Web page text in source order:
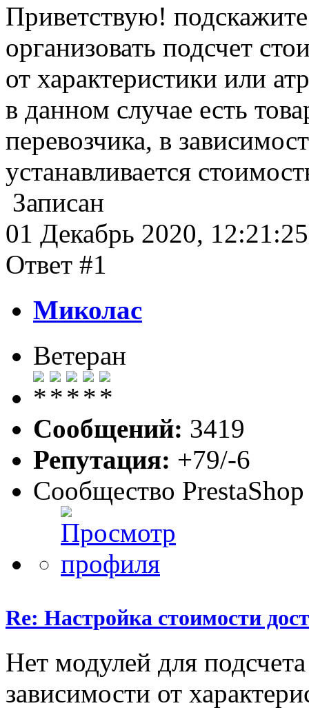
Приветствую!
организовать подсчет
от характеристики или
в данном случае есть
перевозчика, в
устанавливается
Записан
01 Декабрь 2020, 12:21:25
Ответ #1
Миколас
Ветеран
Сообщений: 3419
Репутация: +79/-6
Сообщество PrestaShop
Re: Настройка стоимости
Нет модулей для
зависимости от